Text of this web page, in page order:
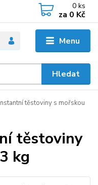
Menu
Hledat
0 ks
za 0 Kč
těstoviny s mořskou
těstoviny
kg